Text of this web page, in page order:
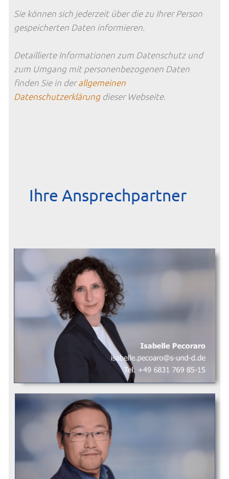
Sie können sich jederzeit über die zu Ihrer Person
gespeicherten Daten informieren.
Detaillierte Informationen zum Datenschutz und
zum Umgang mit personenbezogenen Daten
finden Sie in derallgemeinen
Datenschutzerklärungdieser Webseite.
Ihre Ansprechpartner